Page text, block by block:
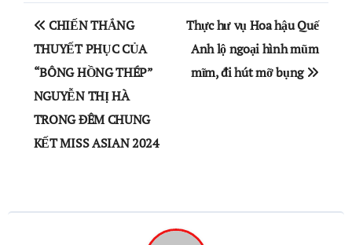
Điều
hướng
bài
viết
CHIẾN THẮNG
THUYẾT PHỤC CỦA
“BÔNG HỒNG THÉP”
NGUYỄN THỊ HÀ
TRONG ĐÊM CHUNG
KẾT MISS ASIAN 2024
Thực hư vụ Hoa hậu Quế
Anh lộ ngoại hình mũm
mĩm, đi hút mỡ bụng